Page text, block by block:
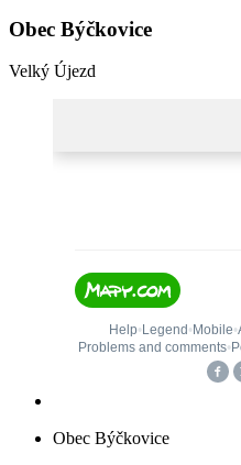
Obec Býčkovice
Velký Újezd
Obec Býčkovice